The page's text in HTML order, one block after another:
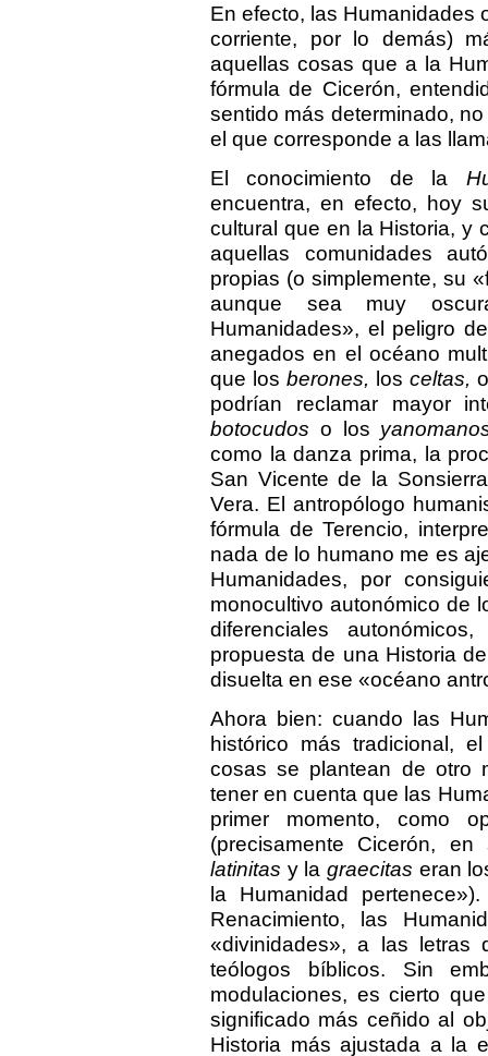
En efecto, las Humanidades
corriente, por lo demás)
aquellas cosas que a la
fórmula de Cicerón,
sentido más determinado,
el que corresponde a las
El conocimiento de la
encuentra, en efecto, hoy
cultural que en la Historia, y
aquellas comunidades
propias (o simplemente, su
aunque sea muy
Humanidades», el peligro
anegados en el océano
que los berones, los celtas,
podrían reclamar mayor
botocudos o los
como la danza prima, la
San Vicente de la
Vera. El antropólogo
fórmula de Terencio,
nada de lo humano me es
Humanidades, por
monocultivo autonómico de
diferenciales
propuesta de una Historia
disuelta en ese «océano
Ahora bien: cuando las
histórico más tradicional,
cosas se plantean de otro
tener en cuenta que las
primer momento, como
(precisamente Cicerón,
latinitas y la graecitas eran
la Humanidad
Renacimiento, las
«divinidades», a las letras
teólogos bíblicos. Sin
modulaciones, es cierto
significado más ceñido al
Historia más ajustada a la